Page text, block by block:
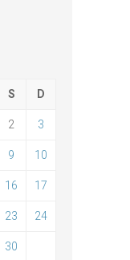
S D
2 3
9 10
16 17
23 24
30